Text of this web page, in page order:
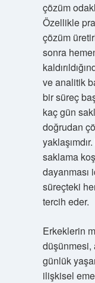
çözüm
Özellikle
çözüm
sonra
ve analitik
bir süreç
kaç gün
doğrudan
saklama
dayanması
süreçteki
tercih eder.
Erkeklerin
düşünmesi,
günlük
ilişkisel